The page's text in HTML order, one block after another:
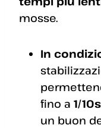
mosse.
In
fino a 1/
un buon